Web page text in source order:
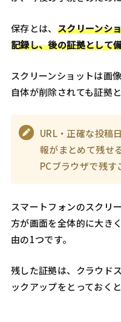
保存とは、 スクリーンシ
記録し、後の証拠として
スクリーンショットは画
自体が削除されても証拠
URL・正確な投稿
報がまとめて残せ
PCブラウザで残す
スマートフォンのスクリ
方が画面を全体的に大き
由の1つです。
残した証拠は、クラウド
ックアップをとっておく